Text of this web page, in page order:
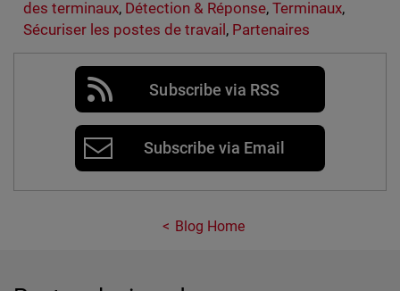
des terminaux, Détection & Réponse,Terminaux,
Sécuriser les postes de travail , Partenaires
Subscribe via RSS
Subscribe via Email
Blog Home